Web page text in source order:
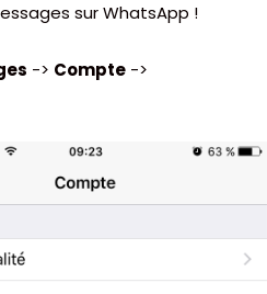
sur WhatsApp !
-> Compte ->